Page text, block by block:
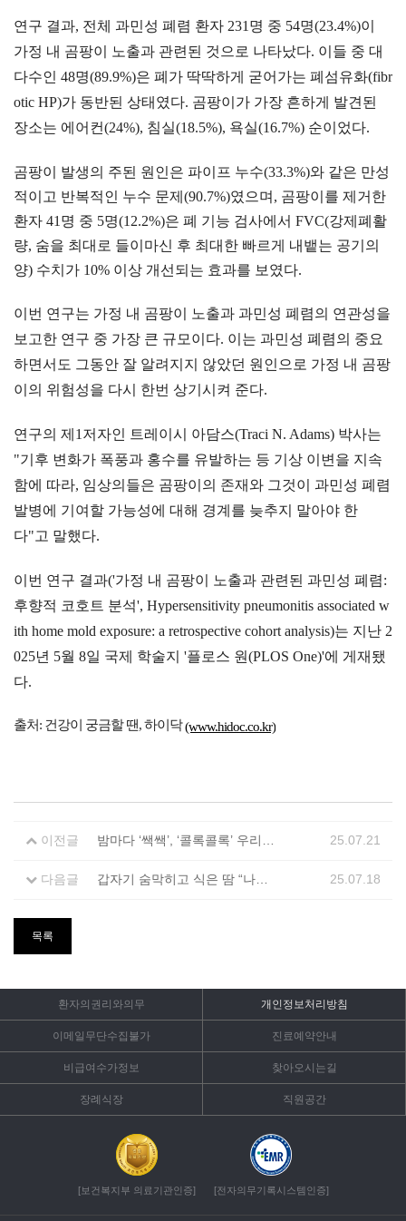
연구 결과, 전체 과민성 폐렴 환자 231명 중 54명(23.4%)이
가정 내 곰팡이 노출과 관련된 것으로 나타났다. 이들 중 대
다수인 48명(89.9%)은 폐가 딱딱하게 굳어가는 폐섬유화(fibr
otic HP)가 동반된 상태였다. 곰팡이가 가장 흔하게 발견된
장소는 에어컨(24%), 침실(18.5%), 욕실(16.7%) 순이었다.
곰팡이 발생의 주된 원인은 파이프 누수(33.3%)와 같은 만성
적이고 반복적인 누수 문제(90.7%)였으며, 곰팡이를 제거한
환자 41명 중 5명(12.2%)은 폐 기능 검사에서 FVC(강제폐활
량, 숨을 최대로 들이마신 후 최대한 빠르게 내뱉는 공기의
양) 수치가 10% 이상 개선되는 효과를 보였다.
이번 연구는 가정 내 곰팡이 노출과 과민성 폐렴의 연관성을
보고한 연구 중 가장 큰 규모이다. 이는 과민성 폐렴의 중요
하면서도 그동안 잘 알려지지 않았던 원인으로 가정 내 곰팡
이의 위험성을 다시 한번 상기시켜 준다.
연구의 제1저자인 트레이시 아담스(Traci N. Adams) 박사는
"기후 변화가 폭풍과 홍수를 유발하는 등 기상 이변을 지속
함에 따라, 임상의들은 곰팡이의 존재와 그것이 과민성 폐렴
발병에 기여할 가능성에 대해 경계를 늦추지 말아야 한
다"고 말했다.
이번 연구 결과('가정 내 곰팡이 노출과 관련된 과민성 폐렴:
후향적 코호트 분석', Hypersensitivity pneumonitis associated w
ith home mold exposure: a retrospective cohort analysis)는 지난 2
025년 5월 8일 국제 학술지 '플로스 원(PLOS One)'에 게재됐
다.
출처: 건강이 궁금할 땐, 하이닥(www.hidoc.co.kr)
이전글 밤마다 ‘쌕쌕’, ‘콜록콜록’ 우리 아이∙∙∙ 혹시, 소아 천식일까? 25.07.21
다음글 갑자기 숨막히고 식은 땀 “나도 공황장애?”...초기 증상과 대처법 25.07.18
목록
환자의권리와의무 개인정보처리방침
이메일무단수집불가 진료예약안내
비급여수가정보 찾아오시는길
장례식장 직원공간
[보건복지부 의료기관인증] [전자의무기록시스템인증]